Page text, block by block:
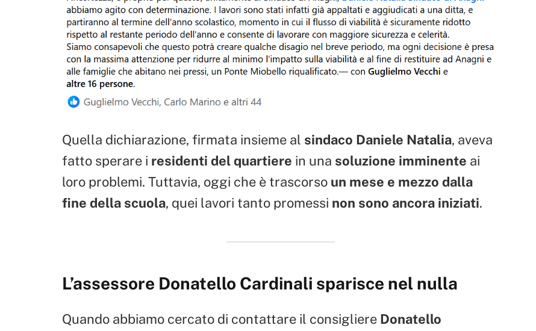
Quella dichiarazione, firmata insieme al sindaco Daniele Natalia, aveva
fatto sperare i residenti del quartiere in una soluzione imminente ai
loro problemi. Tuttavia, oggi che è trascorso un mese e mezzo dalla
fine della scuola, quei lavori tanto promessi non sono ancora iniziati.
L’assessore Donatello Cardinali sparisce nel nulla
Quando abbiamo cercato di contattare il consigliere Donatello